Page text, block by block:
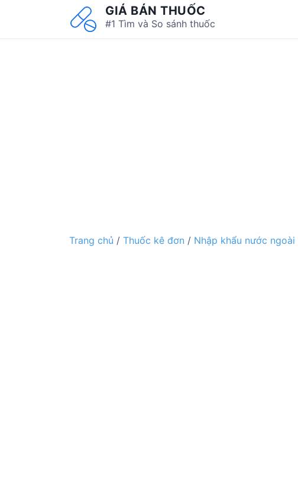
GIÁ BÁN THUỐC
#1 Tìm và So sánh thuốc
Trang chủ / Thuốc kê đơn / Nhập khẩu nước ngoài